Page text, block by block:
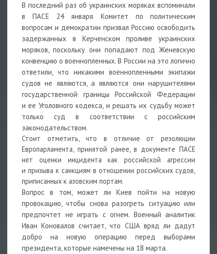
В последний раз об украинских моряках вспоминали
в ПАСЕ 24 января. Комитет по политическим
вопросам и демократии призвал Россию освободить
задержанных в Керченском проливе украинских
моряков, поскольку они попадают под Женевскую
конвенцию о военнопленных. В России на это логично
ответили, что никакими военнопленными экипажи
судов не являются, а являются они нарушителями
государственной границы Российской Федерации
и ее Уголовного кодекса, и решать их судьбу может
только суд в соответствии с российским
законодательством.
Стоит отметить, что в отличие от резолюции
Европарламента, принятой ранее, в документе ПАСЕ
нет оценки инцидента как российской агрессии
и призыва к санкциям в отношении российских судов,
приписанных к азовским портам.
Вопрос в том, может ли Киев пойти на новую
провокацию, чтобы снова разогреть ситуацию или
предпочтет не играть с огнем. Военный аналитик
Иван Коновалов считает, что США вряд ли дадут
добро на новую операцию перед выборами
президента, которые намечены на 18 марта.